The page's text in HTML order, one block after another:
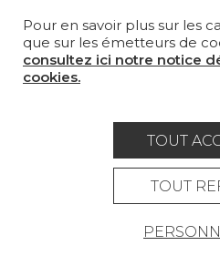
Carrière Contact
Mentions
Politique générale
Condtions
© Pierre
Pour en savoir plus sur les
que sur les émetteurs de
consultez ici notre notice
cookies.
TOUT
TOUT